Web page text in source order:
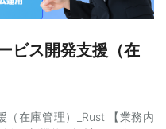
【スキル】 ・証券業務・業務
ッチアップ力 ・ユーザー対
せに対し、業務・システム
既存ソースを読めること。
できること ・保守経験：既存
ビス開発支援（在
（在庫管理）_Rust 【業務内